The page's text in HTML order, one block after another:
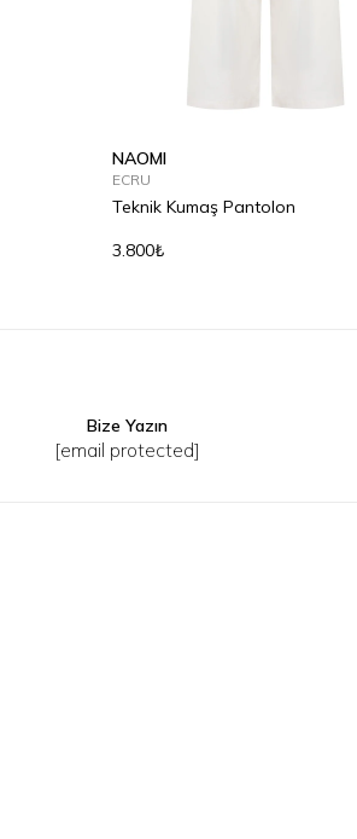
S
NAOMI
ECRU
Teknik Kumaş Pantolon
3.800₺
Bize Yazın
[email protected]